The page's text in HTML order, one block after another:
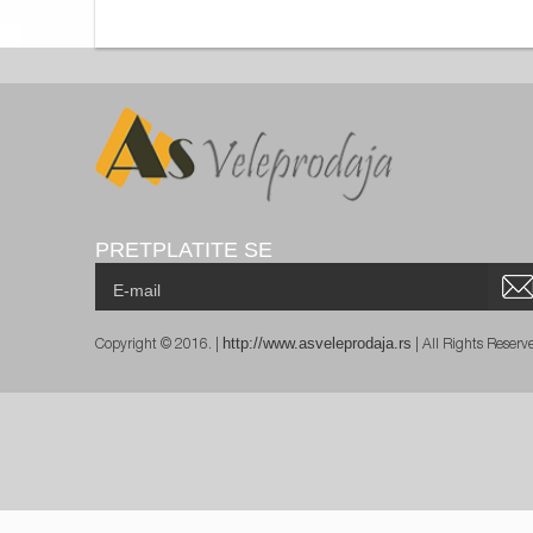
PRETPLATITE SE
Copyright © 2016. | http://www.asveleprodaja.rs | All Rights